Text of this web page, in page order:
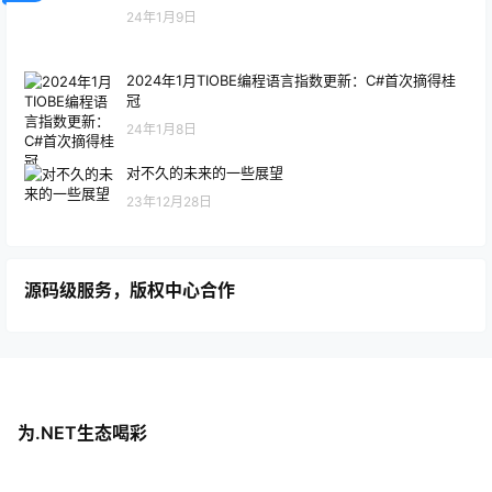
24年1月9日
2024年1月TIOBE编程语言指数更新：C#首次摘得桂
冠
24年1月8日
对不久的未来的一些展望
23年12月28日
源码级服务，版权中心合作
为.NET生态喝彩